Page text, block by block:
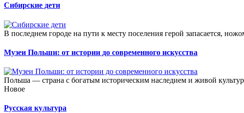
Сибирские дети
В последнем городе на пути к месту поселения герой запасается,
Музеи Польши: от истории до современного искусства
Польша — страна с богатым историческим наследием и живой
Новое
Русская культура